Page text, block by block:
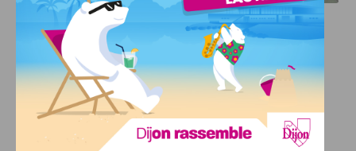
INFOS,SPORT
DFCO : Rencontre avec Pierre-Henri
Deballon, l’artisan de la montée en
Ligue 2
7 AOÛT, 2026
Le DFCO est de retour en Ligue 2 après trois ans
d’absence. La saison...